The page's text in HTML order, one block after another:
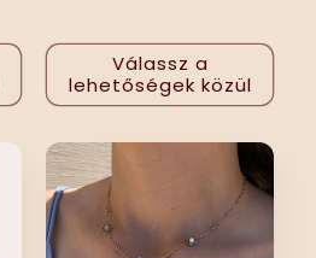
Válassz a
lehetőségek közül